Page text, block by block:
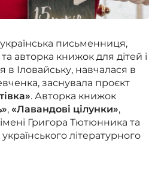
письменниця,
авторка книжок для дітей і
в Іловайську, навчалася в
заснувала проєкт
. Авторка книжок
, «Лавандові цілунки»,
Григора Тютюнника та
літературного